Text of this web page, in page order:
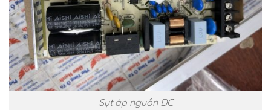
Sụt áp nguồn DC